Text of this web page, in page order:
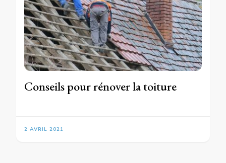
Conseils pour rénover la toiture
2 AVRIL 2021